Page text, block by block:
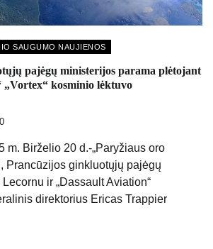
SAUGUMO NAUJIENOS
pajėgų ministerijos parama plėtojant
„Vortex“ kosminio lėktuvo
0
m. Birželio 20 d.-„Paryžiaus oro
Prancūzijos ginkluotųjų pajėgų
ir „Dassault Aviation“
direktorius Ericas Trappier